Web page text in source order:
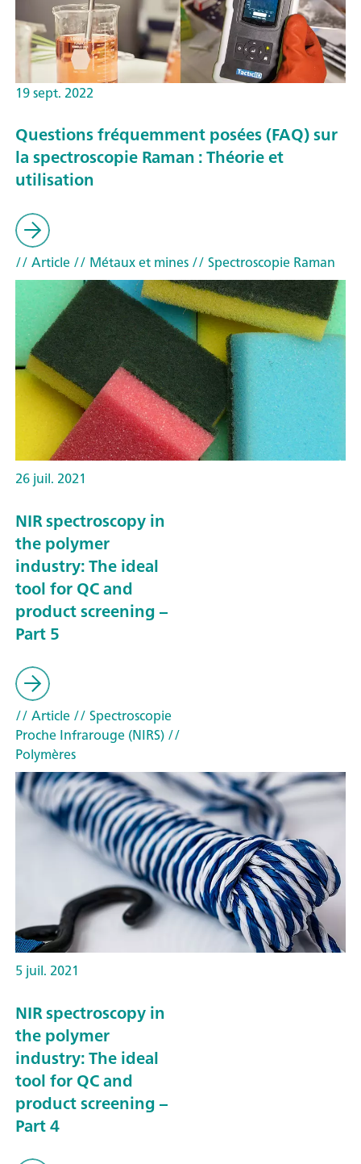
19 sept. 2022
Questions fréquemment posées (FAQ) sur
la spectroscopie Raman : Théorie et
utilisation
// Article// Métaux et mines// Spectroscopie Raman
26 juil. 2021
NIR spectroscopy in
the polymer
industry: The ideal
tool for QC and
product screening –
Part 5
// Article// Spectroscopie
Proche Infrarouge (NIRS)//
Polymères
5 juil. 2021
NIR spectroscopy in
the polymer
industry: The ideal
tool for QC and
product screening –
Part 4